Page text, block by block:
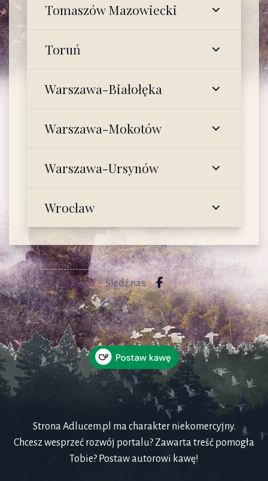
Tomaszów Mazowiecki
Toruń
Warszawa-Białołęka
Warszawa-Mokotów
Warszawa-Ursynów
Wrocław
Śledź nas:
Strona Adlucem.pl ma charakter niekomercyjny.
Chcesz wesprzeć rozwój portalu? Zawarta treść pomogła
Tobie? Postaw autorowi kawę!